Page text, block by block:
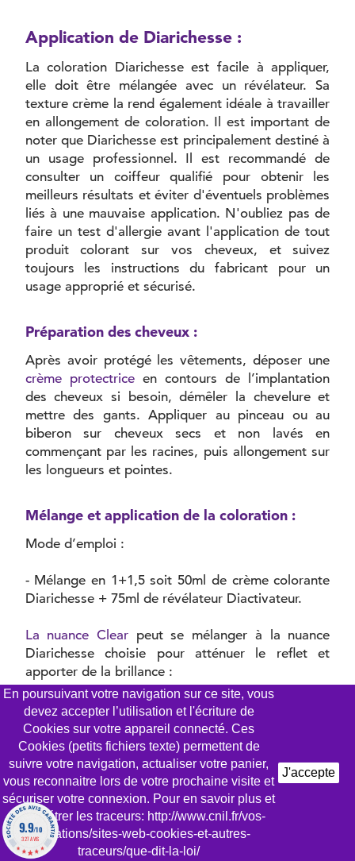
Application de Diarichesse :
La coloration Diarichesse est facile à appliquer,
elle doit être mélangée avec un révélateur. Sa
texture crème la rend également idéale à travailler
en allongement de coloration. Il est important de
noter que Diarichesse est principalement destiné à
un usage professionnel. Il est recommandé de
consulter un coiffeur qualifié pour obtenir les
meilleurs résultats et éviter d'éventuels problèmes
liés à une mauvaise application. N'oubliez pas de
faire un test d'allergie avant l'application de tout
produit colorant sur vos cheveux, et suivez
toujours les instructions du fabricant pour un
usage approprié et sécurisé.
Préparation des cheveux :
Après avoir protégé les vêtements, déposer une
crème protectriceen contours de l’implantation
des cheveux si besoin, démêler la chevelure et
mettre des gants. Appliquer au pinceau ou au
biberon sur cheveux secs et non lavés en
commençant par les racines, puis allongement sur
les longueurs et pointes.
Mélange et application de la coloration :
Mode d’emploi :
- Mélange en 1+1,5 soit 50ml de crème colorante
Diarichesse + 75ml de révélateur Diactivateur.
La nuance Clear peut se mélanger à la nuance
Diarichesse choisie pour atténuer le reflet et
apporter de la brillance :
- ¼ de Clear + ¾ de nuance Dialight ou ½ de
Clear + ½ de nuance Dia light avec 75ml de
révélateur Diactivateur.
Choix du révélateur :
- Diactivateur 9 volumes(2,7%) : pour couvrir
jusqu’à 30% les cheveux blancs, foncer et
apporter une teinte ou un reflet sur la même
En poursuivant votre navigation sur ce site, vous
devez accepter l’utilisation et l'écriture de
Cookies sur votre appareil connecté. Ces
Cookies (petits fichiers texte) permettent de
suivre votre navigation, actualiser votre panier,
vous reconnaitre lors de votre prochaine visite et
sécuriser votre connexion. Pour en savoir plus et
paramétrer les traceurs: http://www.cnil.fr/vos-
obligations/sites-web-cookies-et-autres-
traceurs/que-dit-la-loi/
J'accepte
9.9/10
327 AVIS